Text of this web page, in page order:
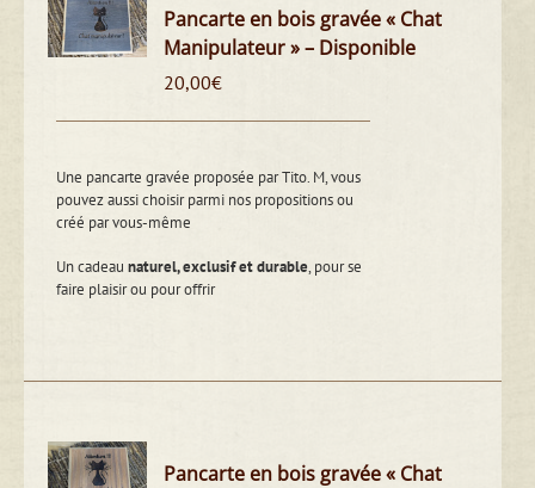
Pancarte en bois gravée « Chat
Manipulateur » – Disponible
20,00€
Une pancarte gravée proposée par Tito. M, vous
pouvez aussi choisir parmi nos propositions ou
créé par vous-même
Un cadeaunaturel, exclusif et durable, pour se
faire plaisir ou pour offrir
Pancarte en bois gravée « Chat